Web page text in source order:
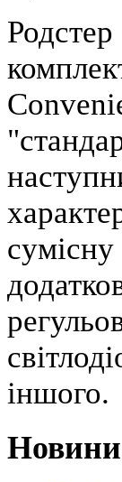
іншого.
Новини